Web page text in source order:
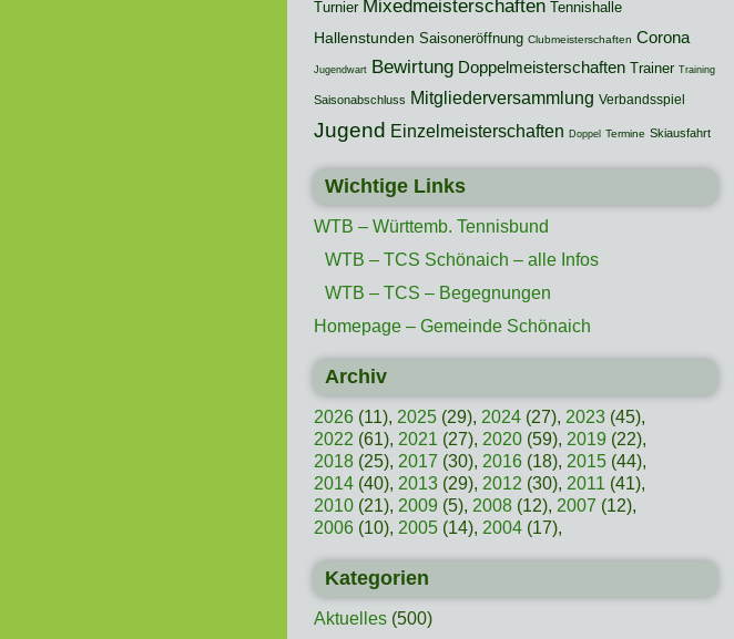
Turnier Mixedmeisterschaften Tennishalle
Hallenstunden Saisoneröffnung Clubmeisterschaften Corona
Jugendwart Bewirtung Doppelmeisterschaften Trainer Training
Saisonabschluss Mitgliederversammlung Verbandsspiel
Jugend Einzelmeisterschaften Doppel Termine Skiausfahrt
Wichtige Links
WTB – Württemb. Tennisbund
WTB – TCS Schönaich – alle Infos
WTB – TCS – Begegnungen
Homepage – Gemeinde Schönaich
Archiv
2026(11), 2025(29), 2024(27), 2023(45),
2022 (61), 2021 (27), 2020(59), 2019(22),
2018(25), 2017 (30), 2016(18), 2015(44),
2014(40), 2013(29), 2012 (30), 2011 (41),
2010(21), 2009(5), 2008(12), 2007 (12),
2006(10), 2005(14), 2004(17),
Kategorien
Aktuelles(500)